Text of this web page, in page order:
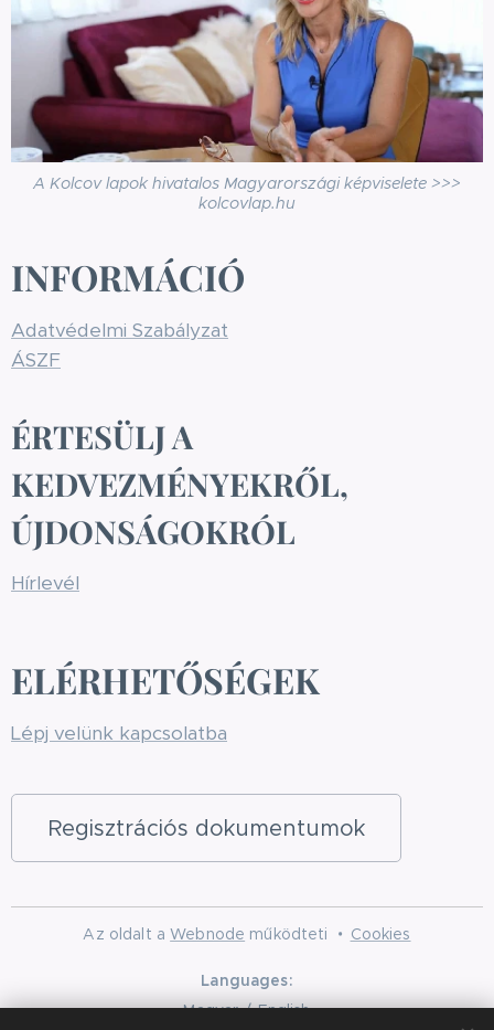
A Kolcov lapok hivatalos Magyarországi képviselete >>>
kolcovlap.hu
INFORMÁCIÓ
Adatvédelmi Szabályzat
ÁSZF
ÉRTESÜLJ A
KEDVEZMÉNYEKRŐL,
ÚJDONSÁGOKRÓL
Hírlevél
ELÉRHETŐSÉGEK
Lépj velünk kapcsolatba
Regisztrációs dokumentumok
Az oldalt aWebnode működteti Cookies
Languages
Magyar
English